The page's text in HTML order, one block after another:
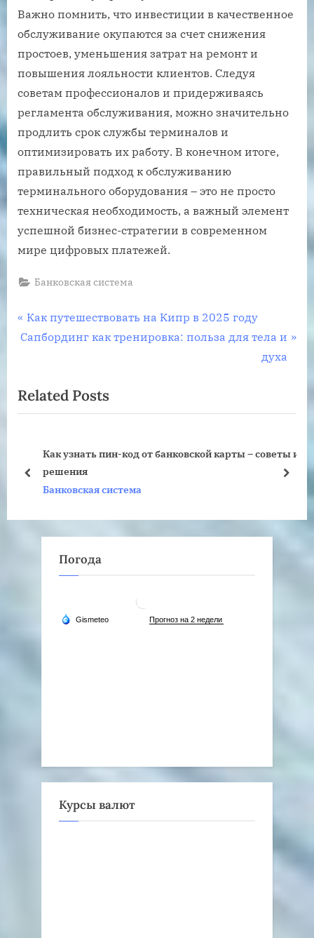
Важно помнить, что инвестиции в качественное
обслуживание окупаются за счет снижения
простоев, уменьшения затрат на ремонт и
повышения лояльности клиентов. Следуя
советам профессионалов и придерживаясь
регламента обслуживания, можно значительно
продлить срок службы терминалов и
оптимизировать их работу. В конечном итоге,
правильный подход к обслуживанию
терминального оборудования – это не просто
техническая необходимость, а важный элемент
успешной бизнес-стратегии в современном
мире цифровых платежей.
Банковская система
Навигация
P
r
i
o
P
Как путешествовать на Кипр в 2025 году
N
t
P
Сапбординг как тренировка: польза для тела и
духа
Related Posts
Как узнать пин-код от банковской карты – советы и
решения
Банковская система
prev next
Погода
Курсы валют